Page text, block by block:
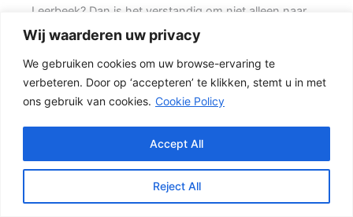
Wij waarderen uw privacy
We gebruiken cookies om uw browse-ervaring te
verbeteren. Door op ‘accepteren’ te klikken, stemt u in met
ons gebruik van cookies. Cookie Policy
Reject All
Accept All
Leerbeek? Dan is het verstandig om niet alleen naar
de prijs te kijken, maar ook naar de kwaliteit van de
van de complete schutting. Prins Schuttingen helpt
klanten met grote achtertuinen en denkt mee over
een mooie oplossing.
Een nette tuinafscheiding vraagt om meer dan alleen
een paar schermen en palen. Wilt u vooral een luxe
uitstraling, dan kan een hout-beton schutting met
hoge betonplaat of zwarte accenten goed passen.